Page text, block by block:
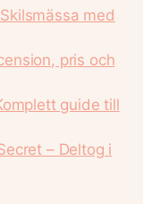
med
pris och
guide till
– Deltog i